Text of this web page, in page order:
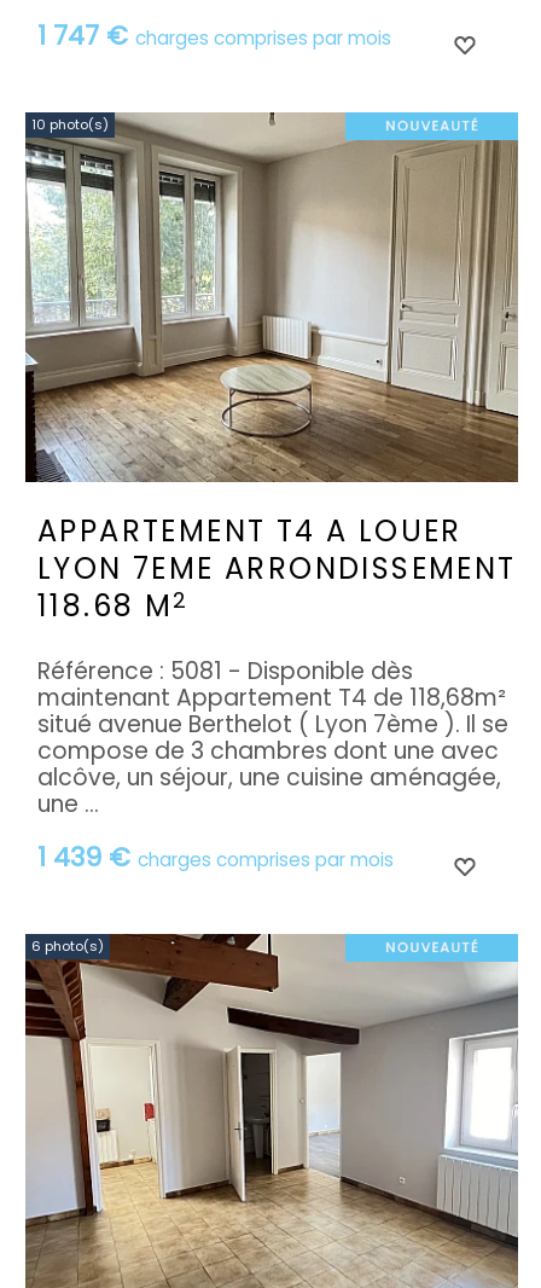
1 747 € charges comprises par mois
10 photo(s)
APPARTEMENT T4 A LOUER
LYON 7EME ARRONDISSEMENT
118.68 M 2
1 439 € charges comprises par mois
Référence : 5081 - Disponible dès
maintenant Appartement T4 de 118,68m²
situé avenue Berthelot ( Lyon 7ème ). Il se
compose de 3 chambres dont une avec
alcôve, un séjour, une cuisine aménagée,
une ...
6 photo(s)